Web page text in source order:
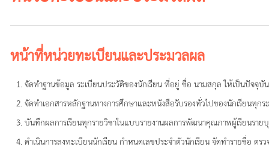
หน้าที่หน่วยทะเบียนและประมวลผล
จัดทำฐานข้อมูล ระเบียนประวัติของนักเรียน ที่อยู่ ชื่อ นามสกุล ให้เป็นปัจจุบัน
จัดทำเอกสารหลักฐานทางการศึกษาและหนังสือรับรองทั่วไปของนักเรียนทุก
บันทึกผลการเรียนทุกรายวิชาในแบบรายงานผลการพัฒนาคุณภาพผู้เรียนราย
ดำเนินการลงทะเบียนนักเรียน กำหนดเลขประจำตัวนักเรียน จัดทำรายชื่อ ต